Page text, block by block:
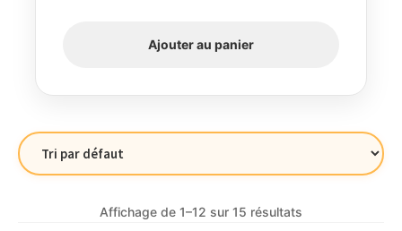
Ajouter au panier
Affichage de 1–12 sur 15 résultats